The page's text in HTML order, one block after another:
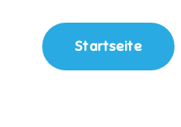
Startseite